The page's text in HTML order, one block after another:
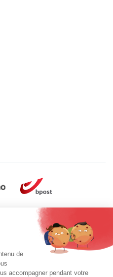
de
accompagner pendant votre